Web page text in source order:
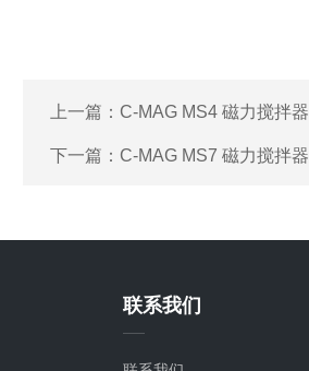
上一篇： C-MAG MS4 磁力搅拌器
下一篇： C-MAG MS7 磁力搅拌器
联系我们